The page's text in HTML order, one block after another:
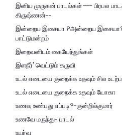
இனிய முருகன் பாடல்கள் --- பிரபல
கிருஷ்ணன்--
இன்றைய இசையா ?அன்றைய
பாட்டுமன்றம்
இறைவனிடம் கையேந்துங்கள்
இளநீர்' வெட்டும் கருவி
உடல் எடையை குறைக்க உதவும் சில
உடல் எடையை குறைக்க உதவும் யோகா
உணவு உண்பது எப்படி?-குன்றில்குமார்
உணவே மருந்து- பாடல்
உயர்வு